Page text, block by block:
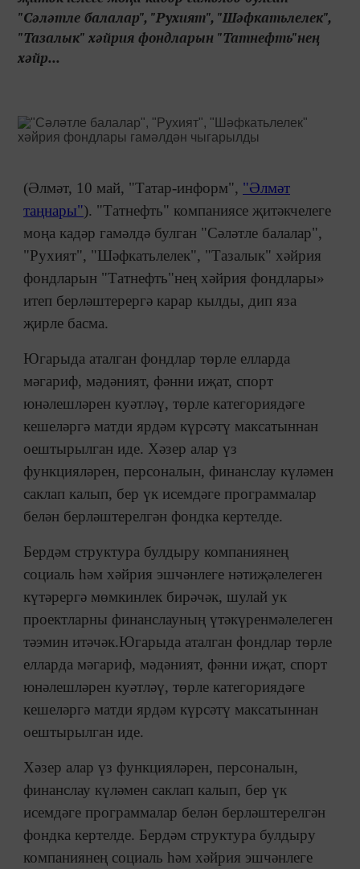
"Сәләтле балалар", "Рухият", "Шәфкатьлелек",
"Тазалык" хәйрия фондларын "Татнефть"нең
хәйр...
(Әлмәт, 10 май, "Татар-информ", "Әлмәт
таңнары"). "Татнефть" компаниясе җитәкчелеге
моңа кадәр гамәлдә булган "Сәләтле балалар",
"Рухият", "Шәфкатьлелек", "Тазалык" хәйрия
фондларын "Татнефть"нең хәйрия фондлары»
итеп берләштерергә карар кылды, дип яза
җирле басма.
Югарыда аталган фондлар төрле елларда
мәгариф, мәдәният, фәнни иҗат, спорт
юнәлешләрен куәтләү, төрле категориядәге
кешеләргә матди ярдәм күрсәтү максатыннан
оештырылган иде. Хәзер алар үз
функцияләрен, персоналын, финанслау күләмен
саклап калып, бер үк исемдәге программалар
белән берләштерелгән фондка кертелде.
Бердәм структура булдыру компаниянең
социаль һәм хәйрия эшчәнлеге нәтиҗәлелеген
күтәрергә мөмкинлек бирәчәк, шулай ук
проектларны финанслауның үтәкүренмәлелеген
тәэмин итәчәк.Югарыда аталган фондлар төрле
елларда мәгариф, мәдәният, фәнни иҗат, спорт
юнәлешләрен куәтләү, төрле категориядәге
кешеләргә матди ярдәм күрсәтү максатыннан
оештырылган иде.
Хәзер алар үз функцияләрен, персоналын,
финанслау күләмен саклап калып, бер үк
исемдәге программалар белән берләштерелгән
фондка кертелде. Бердәм структура булдыру
компаниянең социаль һәм хәйрия эшчәнлеге